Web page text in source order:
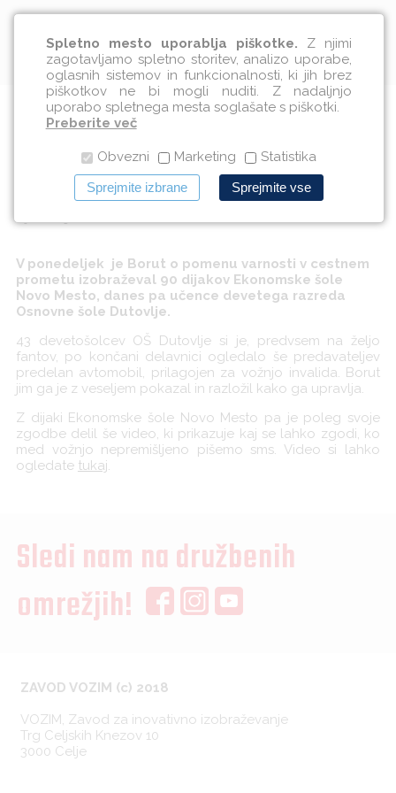
Slovenščina
Izvedli smo delavnici v Novem
Mestu in Dutovljah
09.10.2013
V ponedeljek je Borut o pomenu varnosti v cestnem
prometu izobraževal 90 dijakov Ekonomske šole
Novo Mesto, danes pa učence devetega razreda
Osnovne šole Dutovlje.
43 devetošolcev OŠ Dutovlje si je, predvsem na željo
fantov, po končani delavnici ogledalo še predavateljev
predelan avtomobil, prilagojen za vožnjo invalida. Borut
jim ga je z veseljem pokazal in razložil kako ga upravlja.
Z dijaki Ekonomske šole Novo Mesto pa je poleg svoje
zgodbe delil še video, ki prikazuje kaj se lahko zgodi, ko
med vožnjo nepremišljeno pišemo sms. Video si lahko
ogledate tukaj.
Sledi nam na družbenih
omrežjih!
ZAVOD VOZIM (c) 2018
VOZIM, Zavod za inovativno izobraževanje
Trg Celjskih Knezov 10
3000 Celje
Spletno mesto uporablja piškotke. Z njimi
zagotavljamo spletno storitev, analizo uporabe,
oglasnih sistemov in funkcionalnosti, ki jih brez
piškotkov ne bi mogli nuditi. Z nadaljnjo
uporabo spletnega mesta soglašate s piškotki.
Preberite več
Obvezni Marketing Statistika
Sprejmite izbrane Sprejmite vse